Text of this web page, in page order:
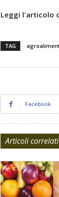
Leggi l'articolo
TAG
Facebook
Articoli correlati